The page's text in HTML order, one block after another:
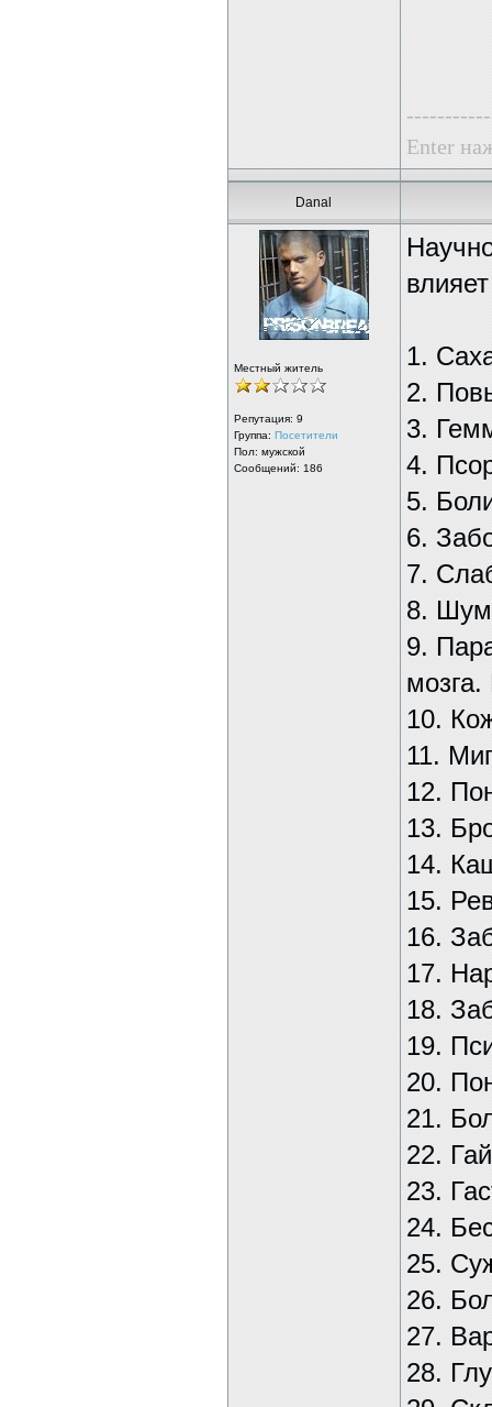
Enter
Danal
Местный житель
Репутация: 9
Группа: Посетители
Пол: мужской
Сообщений: 186
1.
2.
3.
4.
5.
6.
7.
8.
9.
10.
11.
12.
13.
14.
15.
16.
17.
18.
19.
20.
21.
22.
23.
24.
25.
26.
27.
28.